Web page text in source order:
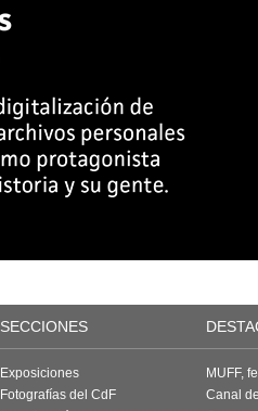
SECCIONES
Exposiciones
Fotografías del CdF
MUFF,
Canal